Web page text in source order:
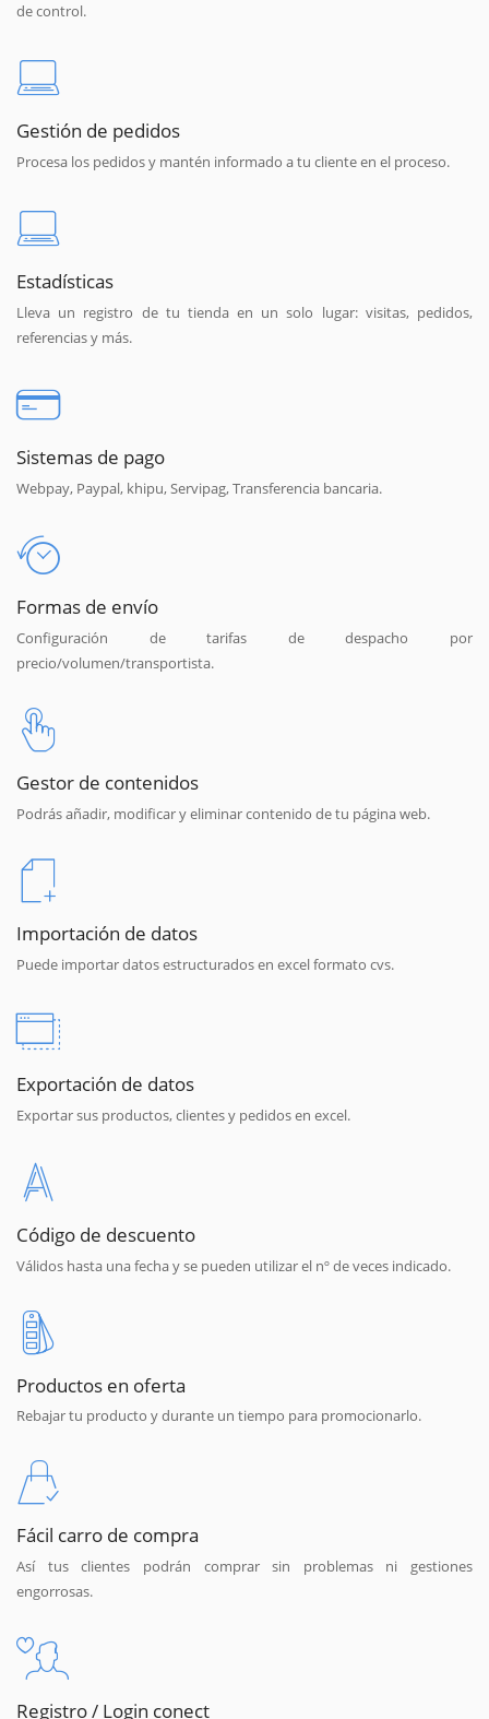
de control.
Gestión de pedidos
Procesa los pedidos y mantén informado a tu cliente en el proceso.
Estadísticas
Lleva un registro de tu tienda en un solo lugar: visitas, pedidos,
referencias y más.
Sistemas de pago
Webpay, Paypal, khipu, Servipag, Transferencia bancaria.
Formas de envío
Configuración de tarifas de despacho por
precio/volumen/transportista.
Gestor de contenidos
Podrás añadir, modificar y eliminar contenido de tu página web.
Importación de datos
Puede importar datos estructurados en excel formato cvs.
Exportación de datos
Exportar sus productos, clientes y pedidos en excel.
Código de descuento
Válidos hasta una fecha y se pueden utilizar el nº de veces indicado.
Productos en oferta
Rebajar tu producto y durante un tiempo para promocionarlo.
Fácil carro de compra
Así tus clientes podrán comprar sin problemas ni gestiones
engorrosas.
Registro / Login conect